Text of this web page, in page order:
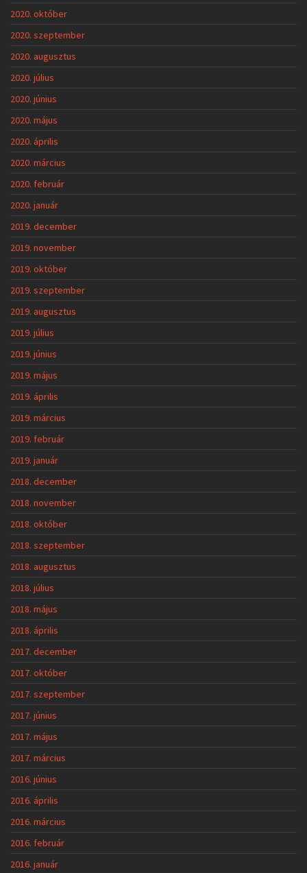
2020. október
2020. szeptember
2020. augusztus
2020. július
2020. június
2020. május
2020. április
2020. március
2020. február
2020. január
2019. december
2019. november
2019. október
2019. szeptember
2019. augusztus
2019. július
2019. június
2019. május
2019. április
2019. március
2019. február
2019. január
2018. december
2018. november
2018. október
2018. szeptember
2018. augusztus
2018. július
2018. május
2018. április
2017. december
2017. október
2017. szeptember
2017. június
2017. május
2017. március
2016. június
2016. április
2016. március
2016. február
2016. január